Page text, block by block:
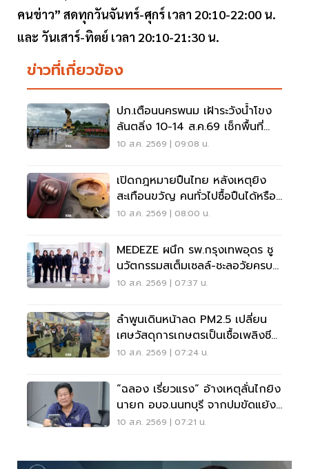
คนข่าว” สดทุกวันจันทร์-ศุกร์ เวลา 20:10-22:00 น.
และ วันเสาร์-ทิตย์ เวลา 20:10-21:30 น.
ข่าวที่เกี่ยวข้อง
ปภ.เตือนนครพนม เฝ้าระวังน้ำโขง
ล้นตลิ่ง 10-14 ส.ค.69 เช็กพื้นที่
เสี่ยงด่วน
10 ส.ค. 2569 | 09:08 น.
เปิดกฎหมายปืนไทย หลังเหตุยิง
สะเทือนขวัญ คนทั่วไปซื้อปืนได้หรือ
ไม่?
10 ส.ค. 2569 | 08:00 น.
MEDEZE ผนึก รพ.กรุงเทพอุดร ชู
นวัตกรรมสเต็มเซลล์-ชะลอวัยครบ
วงจร
10 ส.ค. 2569 | 07:37 น.
ลำพูนเดินหน้าลด PM2.5 เปลี่ยน
เศษวัสดุการเกษตรเป็นเชื้อเพลิงชีว
มวล
10 ส.ค. 2569 | 07:24 น.
“ฉลอง เรี่ยวแรง“ อ้างเหตุลั่นไกยิง
นายก อบจ.นนทบุรี จากปมขัดแย้ง
เรื่องเงิน
10 ส.ค. 2569 | 07:21 น.